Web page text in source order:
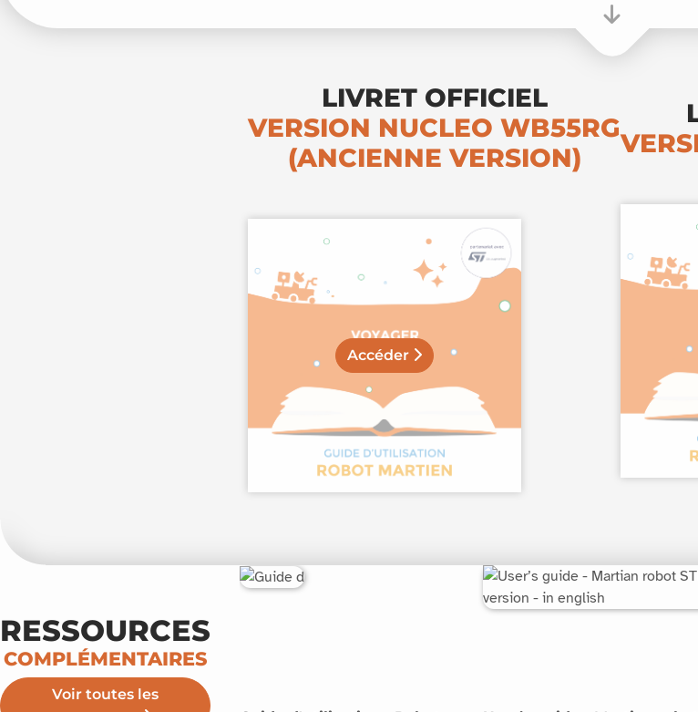
LIVRET OFFICIEL
VERSION NUCLEO WB55RG
(ANCIENNE VERSION)
Accéder
RESSOURCES
COMPLÉMENTAIRES
Voir toutes les